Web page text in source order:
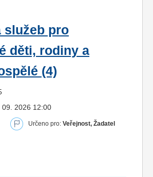
služeb pro
děti, rodiny a
(4)
09. 2026 12:00
Určeno pro: Veřejnost, Žadatel